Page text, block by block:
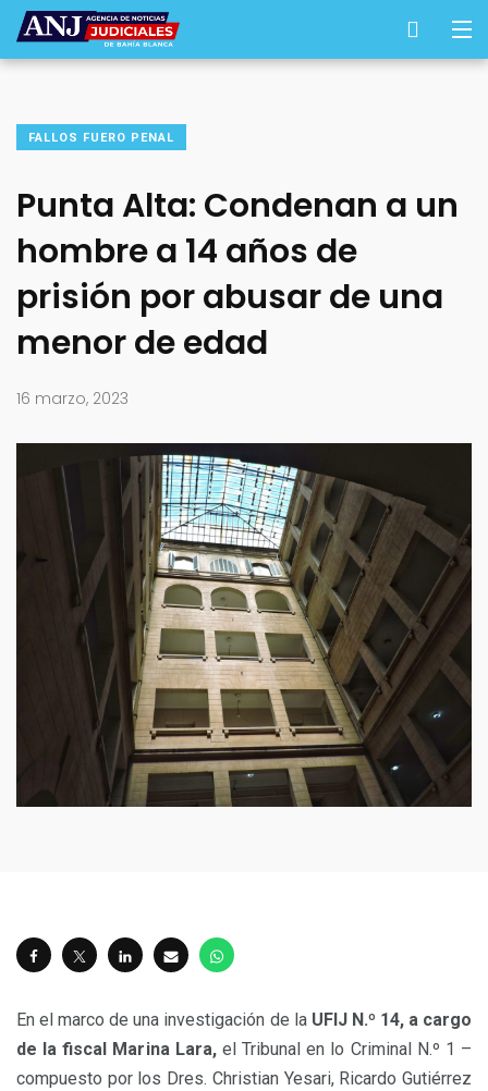
FALLOS FUERO PENAL
Punta Alta: Condenan a un
hombre a 14 años de
prisión por abusar de una
menor de edad
16 marzo, 2023
En el marco de una investigación de laUFIJ N.º 14, a cargo
de la fiscal Marina Lara, el Tribunal en lo Criminal N.º 1 –
compuesto por los Dres. Christian Yesari, Ricardo Gutiérrez